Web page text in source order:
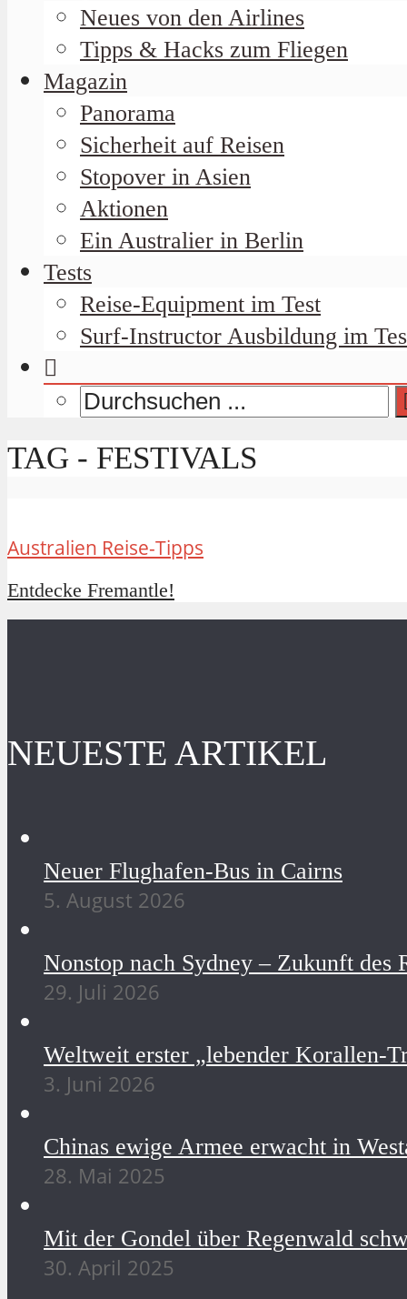
Neues von den Airlines
Tipps & Hacks zum Fliegen
Magazin
Panorama
Sicherheit auf Reisen
Stopover in Asien
Aktionen
Ein Australier in Berlin
Tests
Reise-Equipment im Test
Surf-Instructor Ausbildung im
TAG - FESTIVALS
Australien Reise-Tipps
Entdecke Fremantle!
NEUESTE ARTIKEL
Neuer Flughafen-Bus in Cairns
5. August 2026
Nonstop nach Sydney – Zukunft des
29. Juli 2026
Weltweit erster „lebender Korallen-
3. Juni 2026
Chinas ewige Armee erwacht in
28. Mai 2025
Mit der Gondel über Regenwald
30. April 2025